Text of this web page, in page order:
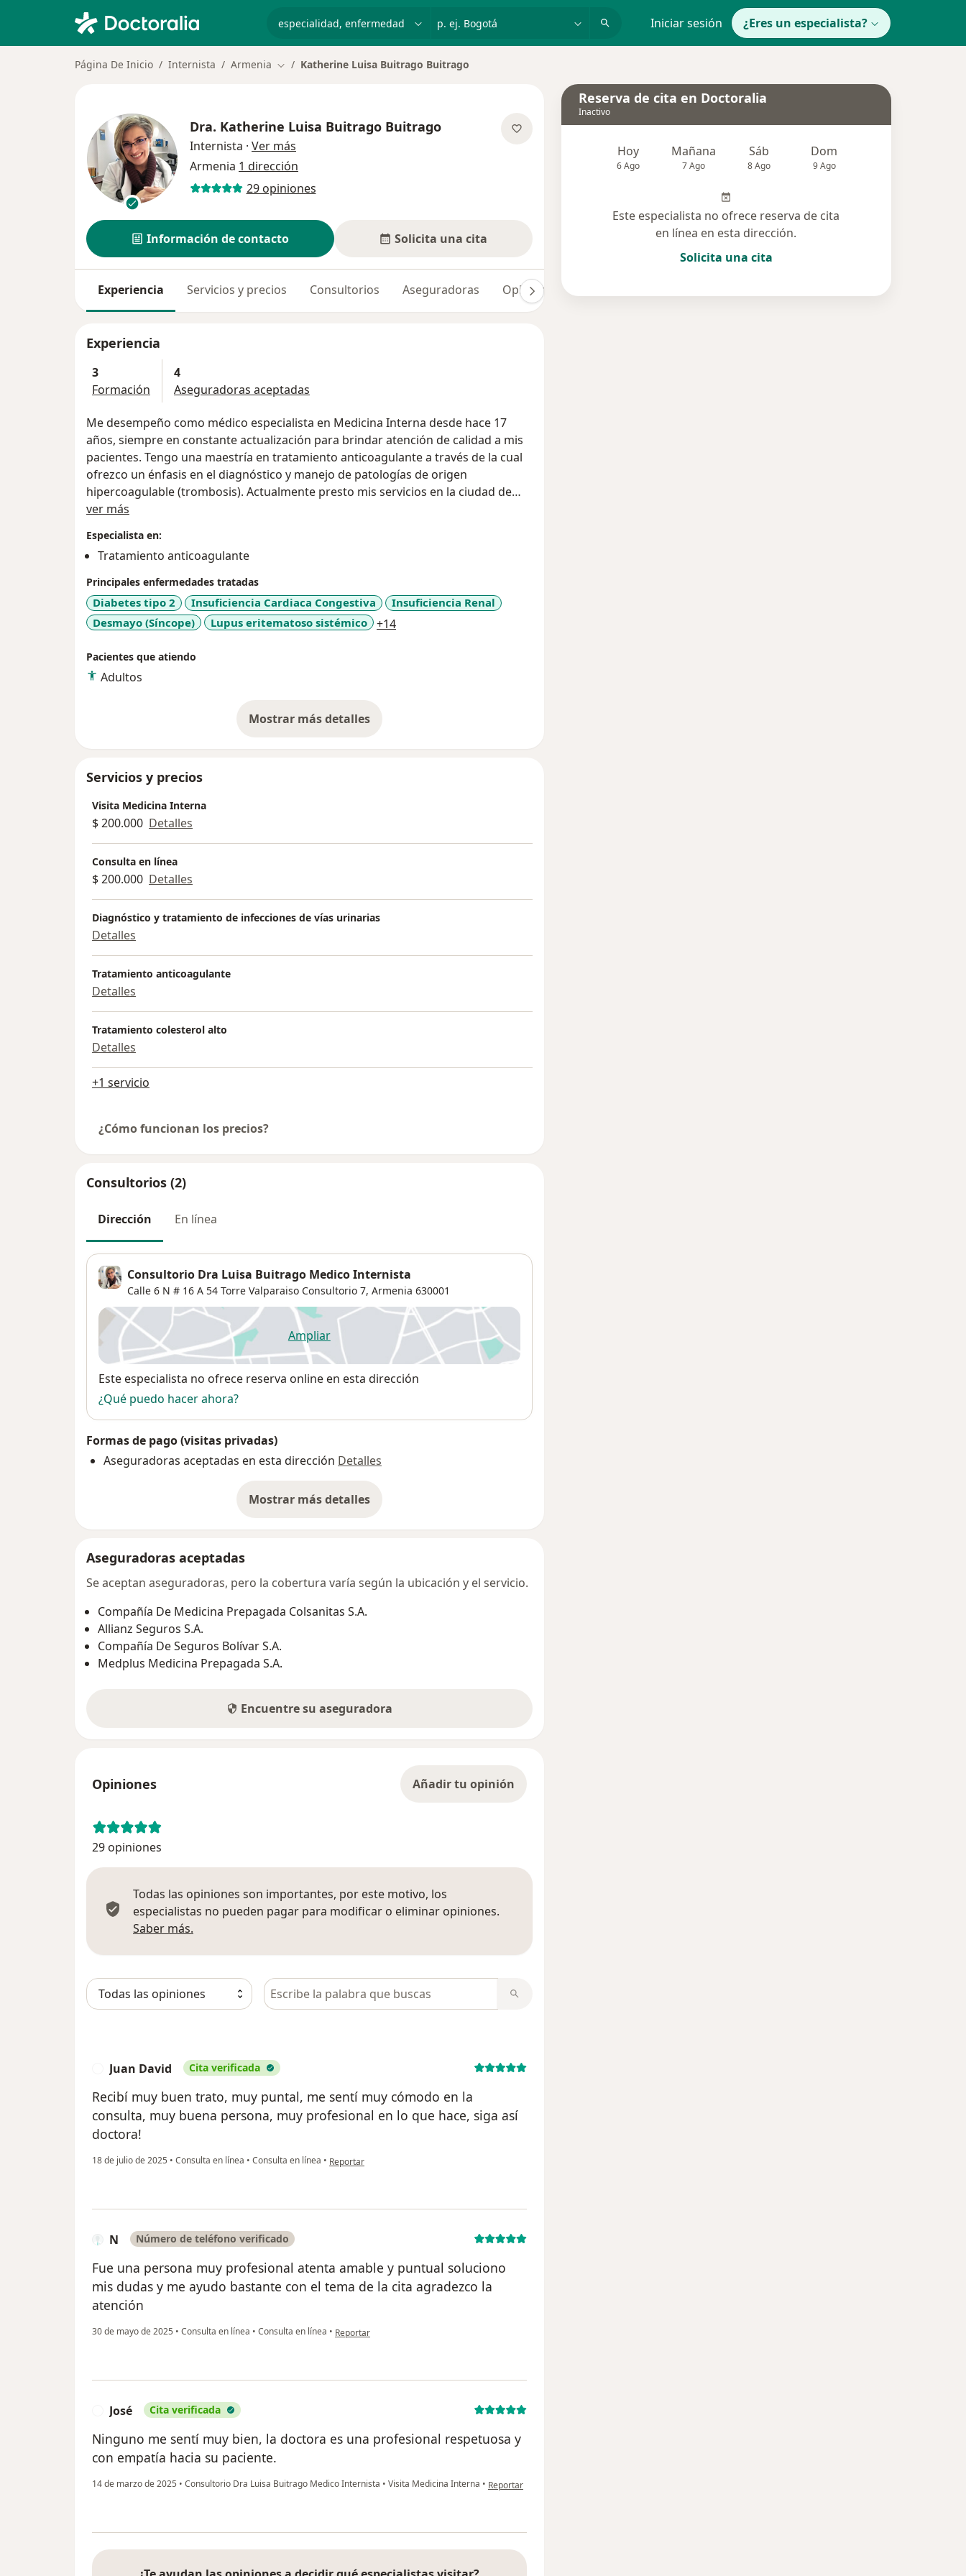
p. ej. Bogotá Iniciar sesión ¿Eres un especialista?
Página De Inicio Internista Armenia Cambiar de ciudad
Katherine Luisa Buitrago Buitrago
Dra. Katherine Luisa Buitrago Buitrago
Internista · Ver más
Armenia 1 dirección
29 opiniones
Información de contacto Solicita una cita
Experiencia Servicios y precios Consultorios Aseguradoras Opiniones (29)
Experiencia
3
Formación
4
Aseguradoras aceptadas
Me desempeño como médico especialista en Medicina Interna desde hace 17
años, siempre en constante actualización para brindar atención de calidad a mis
pacientes. Tengo una maestría en tratamiento anticoagulante a través de la cual
ofrezco un énfasis en el diagnóstico y manejo de patologías de origen
hipercoagulable (trombosis). Actualmente presto mis servicios en la ciudad de
Armenia, Quindío.
ver más
Especialista en:
Tratamiento anticoagulante
Principales enfermedades tratadas
Diabetes tipo 2 Insuficiencia Cardiaca Congestiva
Insuficiencia Renal
Desmayo (Síncope)
Lupus eritematoso sistémico +14a11y_sr_more_diseases
Pacientes que atiendo
Adultos
Mostrar más detalles
sobre la experiencia
Servicios y precios
Visita Medicina Interna
$ 200.000 Detalles
Consulta en línea
$ 200.000 Detalles
Diagnóstico y tratamiento de infecciones de vías urinarias
Detalles
Tratamiento anticoagulante
Detalles
Tratamiento colesterol alto
Detalles
+1 servicio
¿Cómo funcionan los precios?
Consultorios (2)
Dirección En línea
Consultorio Dra Luisa Buitrago Medico Internista
Calle 6 N # 16 A 54 Torre Valparaiso Consultorio 7, Armenia 630001
Ampliarse abre en una nueva pestaña
Disponibilidad
Este especialista no ofrece reserva online en esta dirección
¿Qué puedo hacer ahora?
Formas de pago (visitas privadas)
Aseguradoras aceptadas en esta dirección Detalles
Mostrar más detalles
sobre la dirección
Aseguradoras aceptadas
Se aceptan aseguradoras, pero la cobertura varía según la ubicación y el servicio.
Compañía De Medicina Prepagada Colsanitas S.A.
Allianz Seguros S.A.
Compañía De Seguros Bolívar S.A.
Medplus Medicina Prepagada S.A.
Encuentre su aseguradora
Opiniones Añadir tu opinión
29 opiniones
Todas las opiniones son importantes, por este motivo, los
especialistas no pueden pagar para modificar o eliminar opiniones.
Saber más.
Busca en opiniones
Juan David Cita verificada
Recibí muy buen trato, muy puntal, me sentí muy cómodo en la
consulta, muy buena persona, muy profesional en lo que hace, siga así
doctora!
18 de julio de 2025 • Consulta en línea • Consulta en línea • en opinión del usuario Juan David
Reportar
N Número de teléfono verificado
Fue una persona muy profesional atenta amable y puntual soluciono
mis dudas y me ayudo bastante con el tema de la cita agradezco la
atención
30 de mayo de 2025 • Consulta en línea • Consulta en línea • en opinión del usuario N
Reportar
José Cita verificada
Ninguno me sentí muy bien, la doctora es una profesional respetuosa y
con empatía hacia su paciente.
14 de marzo de 2025 • Consultorio Dra Luisa Buitrago Medico Internista • Visita Medicina Interna • en opinión del usuario José
Reportar
Reserva de cita en Doctoralia
Inactivo
Hoy
6 Ago
Mañana
7 Ago
Sáb
8 Ago
Dom
9 Ago
Este especialista no ofrece reserva de cita
en línea en esta dirección.
Solicita una cita